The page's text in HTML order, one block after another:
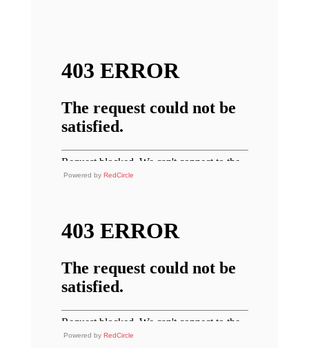
Powered by RedCircle
Powered by RedCircle